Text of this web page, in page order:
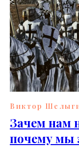
Виктор
Зачем нам
почему мы